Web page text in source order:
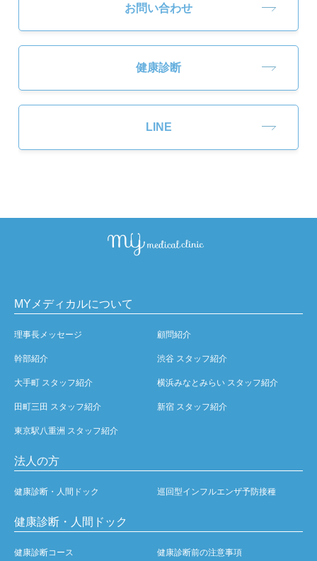
お問い合わせ
健康診断
LINE
MYメディカルについて
理事長メッセージ 顧問紹介
幹部紹介 渋谷 スタッフ紹介
大手町 スタッフ紹介 横浜みなとみらい スタッフ紹介
田町三田 スタッフ紹介 新宿 スタッフ紹介
東京駅八重洲 スタッフ紹介
法人の方
健康診断・人間ドック 巡回型インフルエンザ予防接種
健康診断・人間ドック
健康診断コース 健康診断前の注意事項